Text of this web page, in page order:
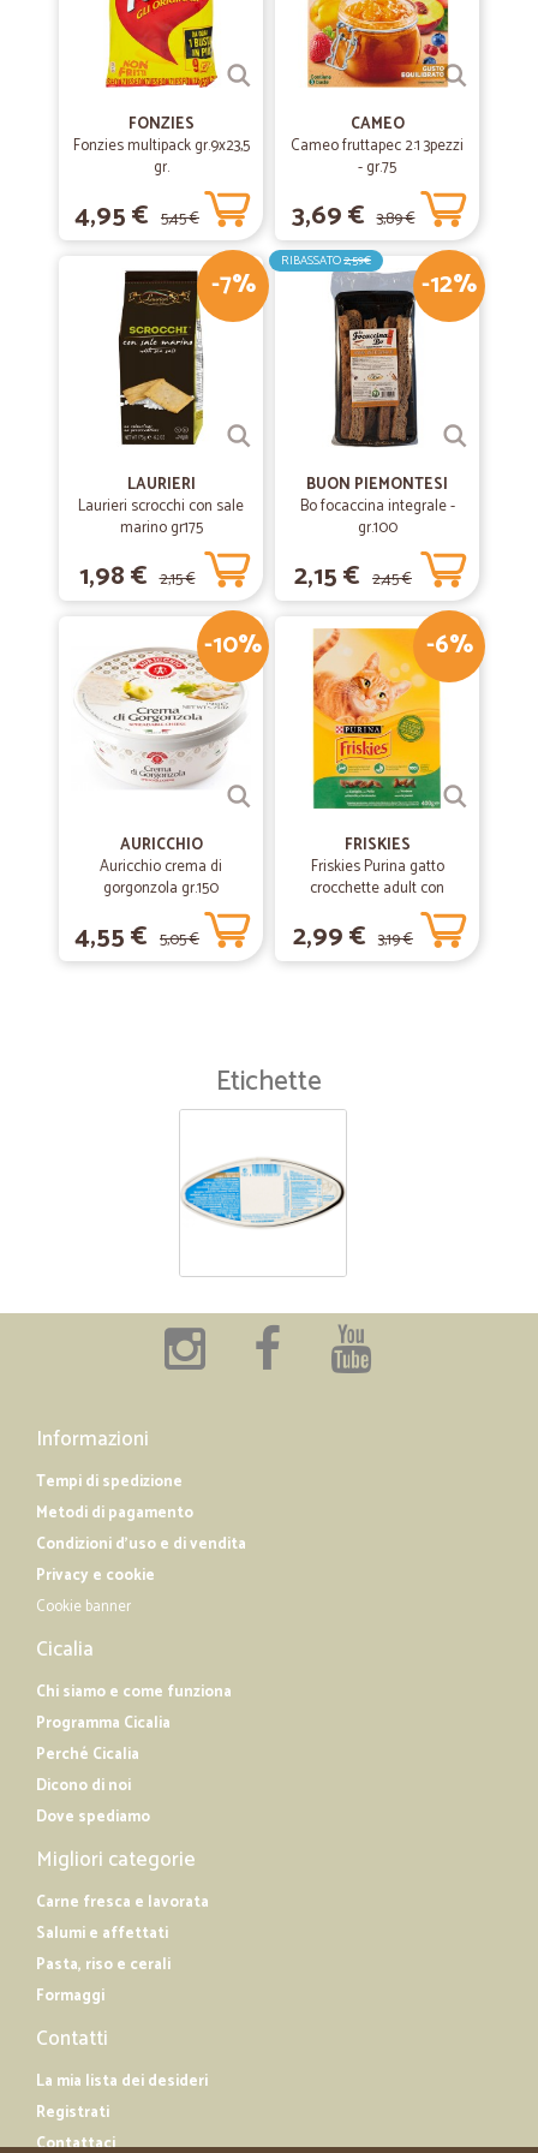
FONZIES
Fonzies multipack gr.9x23,5
gr.
4,95 € 5,45 €
CAMEO
Cameo fruttapec 2:1 3pezzi
- gr.75
3,69 € 3,89 €
-7%
LAURIERI
Laurieri scrocchi con sale
marino gr175
1,98 € 2,15 €
-12%
RIBASSATO2,59€
BUON PIEMONTESI
Bo focaccina integrale -
gr.100
2,15 € 2,45 €
-10%
AURICCHIO
Auricchio crema di
gorgonzola gr.150
4,55 € 5,05 €
-6%
FRISKIES
Friskies Purina gatto
crocchette adult con
coniglio, pollo e verdure
scatola gr.400
2,99 € 3,19 €
Etichette
Informazioni
Tempi di spedizione
Metodi di pagamento
Condizioni d'uso e di vendita
Privacy e cookie
Cookie banner
Cicalia
Chi siamo e come funziona
Programma Cicalia
Perché Cicalia
Dicono di noi
Dove spediamo
Migliori categorie
Carne fresca e lavorata
Salumi e affettati
Pasta, riso e cerali
Formaggi
Contatti
La mia lista dei desideri
Registrati
Contattaci